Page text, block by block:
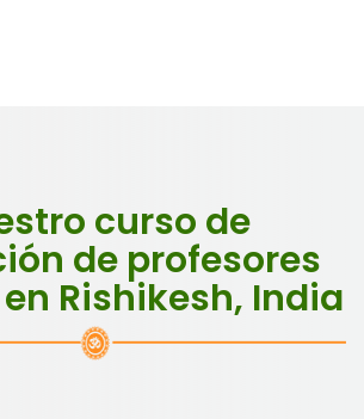
curso de
de profesores
Rishikesh, India